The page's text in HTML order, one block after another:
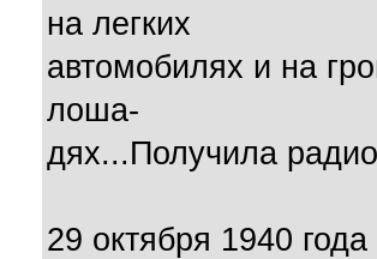
на легких
автомобилях и на
лоша-
дях...Получила
29 октября 1940 года